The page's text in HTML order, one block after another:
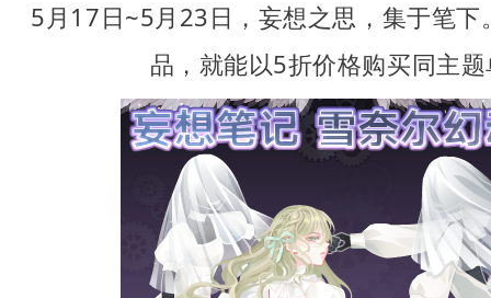
5月17日~5月23日，妄想之思，集于笔下
品，就能以5折价格购买同主